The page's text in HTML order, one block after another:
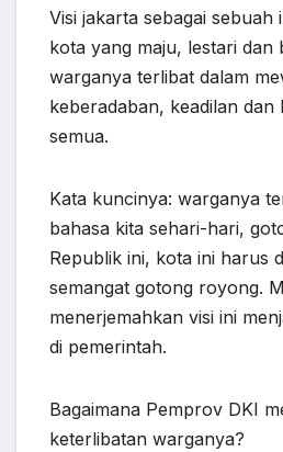
Visi jakarta sebagai sebuah
kota yang maju, lestari dan
warganya terlibat dalam
keberadaban, keadilan dan
semua.
Kata kuncinya: warganya
bahasa kita sehari-hari,
Republik ini, kota ini harus
semangat gotong royong.
menerjemahkan visi ini
di pemerintah.
Bagaimana Pemprov DKI
keterlibatan warganya?